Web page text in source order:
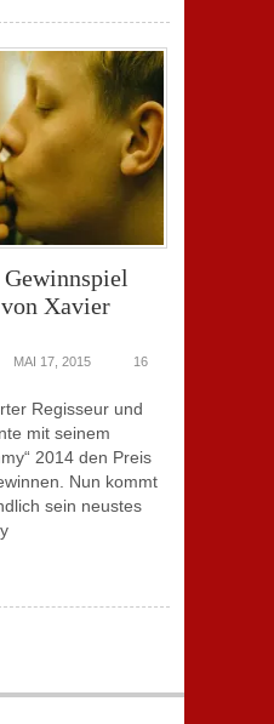
Xavier
MAI 17, 2015
16
Regisseur und
mit seinem
2014 den Preis
Nun kommt
sein neustes